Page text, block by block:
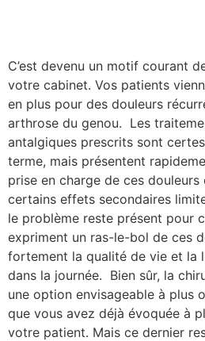
C’est devenu un motif courant
votre cabinet. Vos patients
en plus pour des douleurs
arthrose du genou. Les
antalgiques prescrits sont
terme, mais présentent
prise en charge de ces douleurs
certains effets secondaires
le problème reste présent pour
expriment un ras-le-bol de ces
fortement la qualité de vie et la
dans la journée. Bien sûr, la
une option envisageable à plus
que vous avez déjà évoquée à
votre patient. Mais ce dernier